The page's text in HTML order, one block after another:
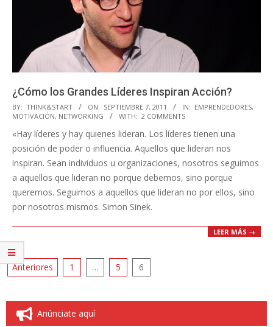
¿Cómo los Grandes Líderes Inspiran Acción?
2011-
09-
07
BY: THINK&START ON: SEPTIEMBRE 7, 2011 IN: EMPRENDEDORES,
MOTIVACIÓN, NETWORKING WITH: 2 COMMENTS
«Hay líderes y hay quienes lideran. Los líderes tienen una
posición de poder o influencia. Aquellos que lideran nos
inspiran. Sean individuos u organizaciones, nosotros seguimos
a aquellos que lideran no porque debemos, sino porque
queremos. Seguimos a aquellos que lideran no por ellos, sino
por nosotros mismos. Simon Sinek.
LEER MÁS →
Paginación
entradas
Anteriores 1 … 5 6
Anúnciate aquí